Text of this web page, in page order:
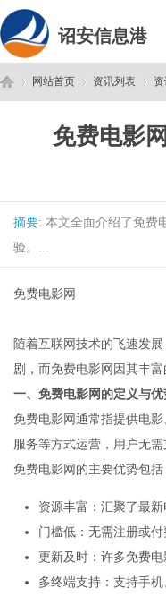
诏安信息港
网站首页 资讯列表
免费电影
摘要: 本文全面介绍了免费
验。...
免费电影网
随着互联网技术的飞速发
剧，而免费电影网因其丰
一、免费电影网的定义与优
免费电影网通常指提供电
服务等方式运营，用户无
免费电影网的主要优势包括
资源丰富：汇聚了最
门槛低：无需注册或
更新及时：许多免费
多终端支持：支持手